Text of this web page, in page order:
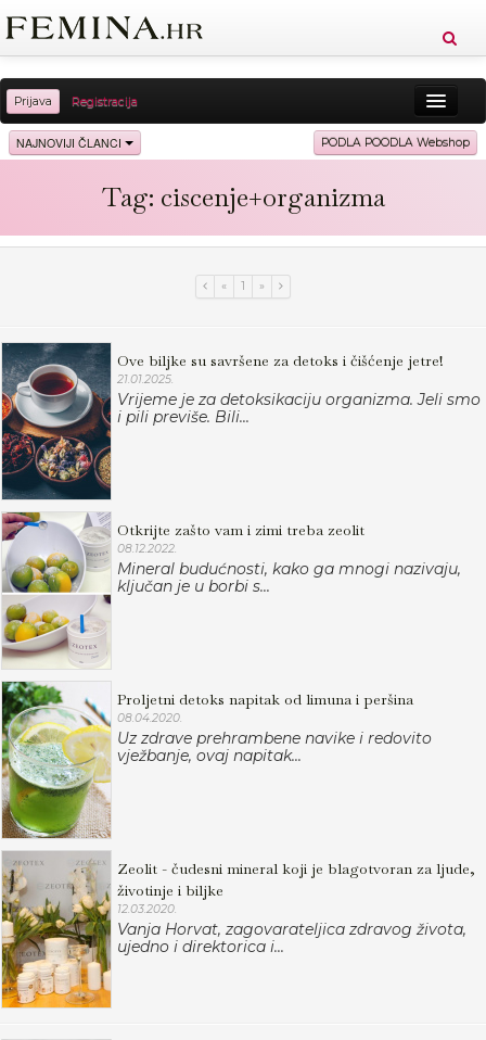
Prijava Registracija
Sreća Zdravlje Vitkost
Ljubav Relax
NAJNOVIJI ČLANCI PODLA POODLA Webshop
Tag: ciscenje+organizma
« 1 »
Ove biljke su savršene za detoks i čišćenje jetre!
21.01.2025.
Vrijeme je za detoksikaciju organizma. Jeli smo
i pili previše. Bili...
Otkrijte zašto vam i zimi treba zeolit
08.12.2022.
Mineral budućnosti, kako ga mnogi nazivaju,
ključan je u borbi s...
Proljetni detoks napitak od limuna i peršina
08.04.2020.
Uz zdrave prehrambene navike i redovito
vježbanje, ovaj napitak...
Zeolit - čudesni mineral koji je blagotvoran za ljude,
životinje i biljke
12.03.2020.
Vanja Horvat, zagovarateljica zdravog života,
ujedno i direktorica i...